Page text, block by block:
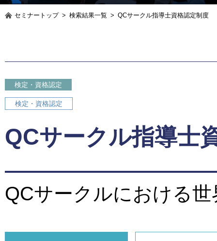
セミナートップ > 検索結果一覧 > QCサークル指導士資格認定制度
検定・資格認定
検定・資格認定
QCサークル指導士
QCサークルにおける